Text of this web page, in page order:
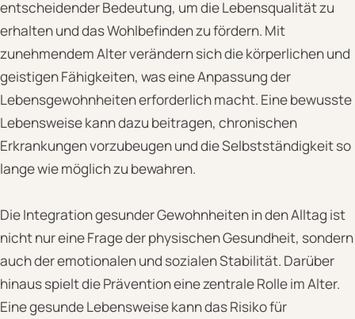
entscheidender Bedeutung, um die Lebensqualität zu
erhalten und das Wohlbefinden zu fördern. Mit
zunehmendem Alter verändern sich die körperlichen und
geistigen Fähigkeiten, was eine Anpassung der
Lebensgewohnheiten erforderlich macht. Eine bewusste
Lebensweise kann dazu beitragen, chronischen
Erkrankungen vorzubeugen und die Selbstständigkeit so
lange wie möglich zu bewahren.
Die Integration gesunder Gewohnheiten in den Alltag ist
nicht nur eine Frage der physischen Gesundheit, sondern
auch der emotionalen und sozialen Stabilität. Darüber
hinaus spielt die Prävention eine zentrale Rolle im Alter.
Eine gesunde Lebensweise kann das Risiko für